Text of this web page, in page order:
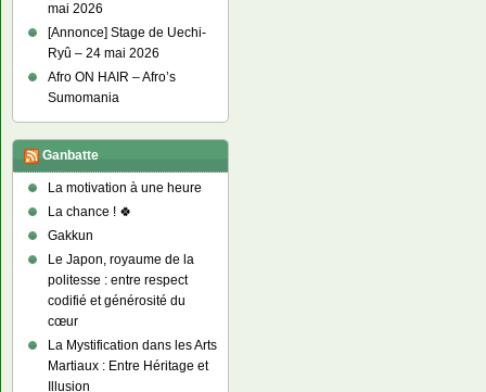
mai 2026
[Annonce] Stage de Uechi-
Ryû – 24 mai 2026
Afro ON HAIR – Afro’s
Sumomania
Ganbatte
La motivation à une heure
La chance ! 🍀
Gakkun
Le Japon, royaume de la
politesse : entre respect
codifié et générosité du
cœur
La Mystification dans les Arts
Martiaux : Entre Héritage et
Illusion